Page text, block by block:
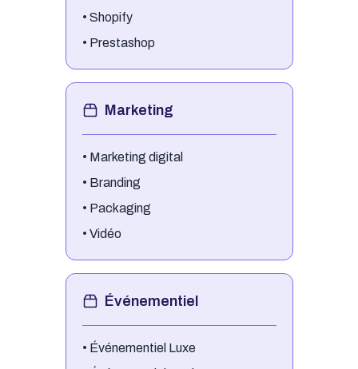
• Shopify
• Prestashop
Marketing
• Marketing digital
• Branding
• Packaging
• Vidéo
Événementiel
• Événementiel Luxe